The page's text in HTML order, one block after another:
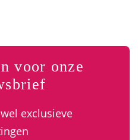
voor onze
exclusieve